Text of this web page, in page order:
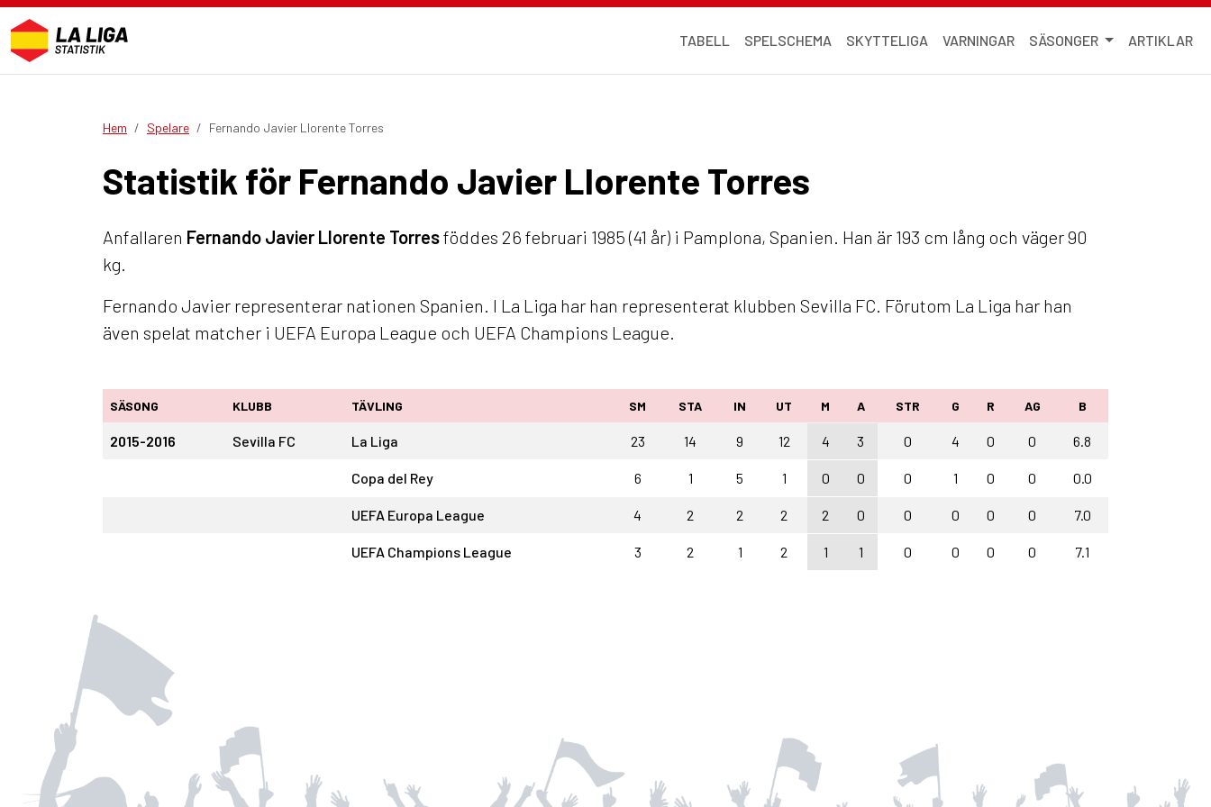
TABELL SPELSCHEMA SKYTTELIGA VARNINGAR SÄSONGER ARTIKLAR
Hem Spelare Fernando Javier Llorente Torres
Statistik för Fernando Javier Llorente Torres
Anfallaren Fernando Javier Llorente Torresföddes 26 februari 1985 (41 år) i Pamplona, Spanien. Han är 193 cm lång och väger 90
kg.
Fernando Javier representerar nationen Spanien. I La Liga har han representerat klubben Sevilla FC. Förutom La Liga har han
även spelat matcher i UEFA Europa League och UEFA Champions League.
SÄSONG KLUBB TÄVLING SM STA IN UT M A STR G R AG B
2015-2016 Sevilla FC La Liga 23 14 9 12 4 3 0 4 0 0 6.8
Copa del Rey 6 1 5 1 0 0 0 1 0 0 0.0
UEFA Europa League 4 2 2 2 2 0 0 0 0 0 7.0
UEFA Champions League 3 2 1 2 1 1 0 0 0 0 7.1